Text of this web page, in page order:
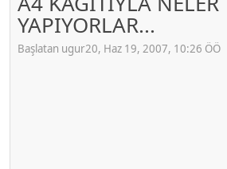
YAPIYORLAR...
Başlatan ugur20, Haz 19, 2007, 10:26 ÖÖ